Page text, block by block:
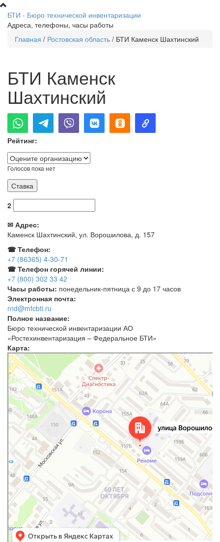
Перейти к основному содержанию
БТИ - Бюро технической инвентаризации
Адреса, телефоны, часы работы
Вы здесь
Главная / Ростовская область / БТИ Каменск Шахтинский
БТИ Каменск
Шахтинский
Рейтинг:
Голосов пока нет
2
✉ Адрес:
Каменск Шахтинский, ул. Ворошилова, д. 157
☎ Телефон:
+7 (86365) 4-30-71
☎ Телефон горячей линии:
+7 (800) 302 33 42
Часы работы: понедельник-пятница с 9 до 17 часов
Электронная почта:
rnd@mfcbti.ru
Полное название:
Бюро технической инвентаризации АО
«Ростехинвентаризация – Федеральное БТИ»
Карта:
Каменск‑Шахтинский
Улица Ворошилова, 157 — Яндекс Карты